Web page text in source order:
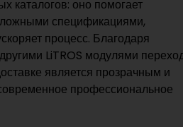
каталогов: оно помогает
спецификациями,
процесс. Благодаря
LiTROS модулями
является прозрачным и
профессиональное